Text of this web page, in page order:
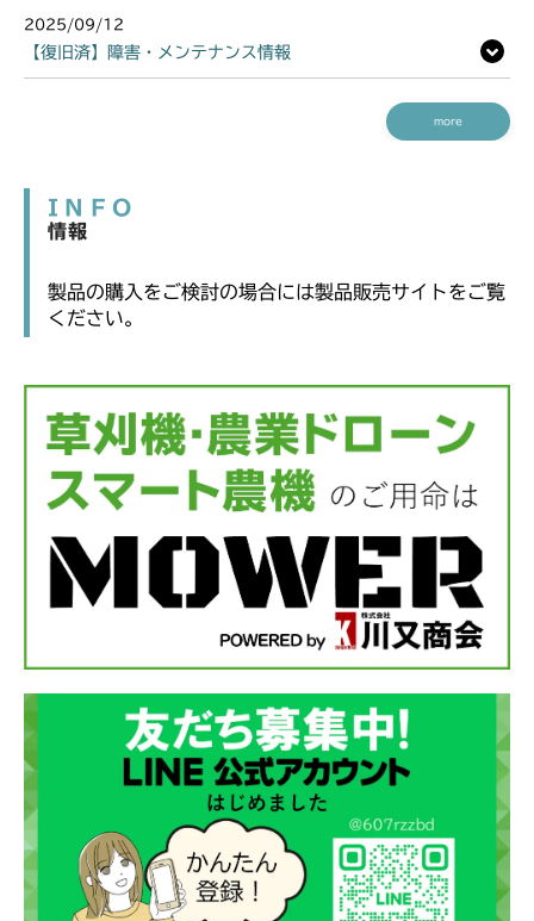
2025/09/12
【復旧済】障害・メンテナンス情報
more
INFO
情報
製品の購入をご検討の場合には製品販売サイトをご覧
ください。